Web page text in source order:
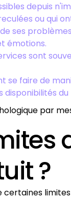
depuis
ou qui
ses
émotions.
sont
se faire de
du
par
?